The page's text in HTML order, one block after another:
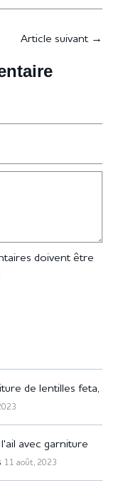
Article suivant →
doivent être
de lentilles feta,
avec garniture
11 août, 2023